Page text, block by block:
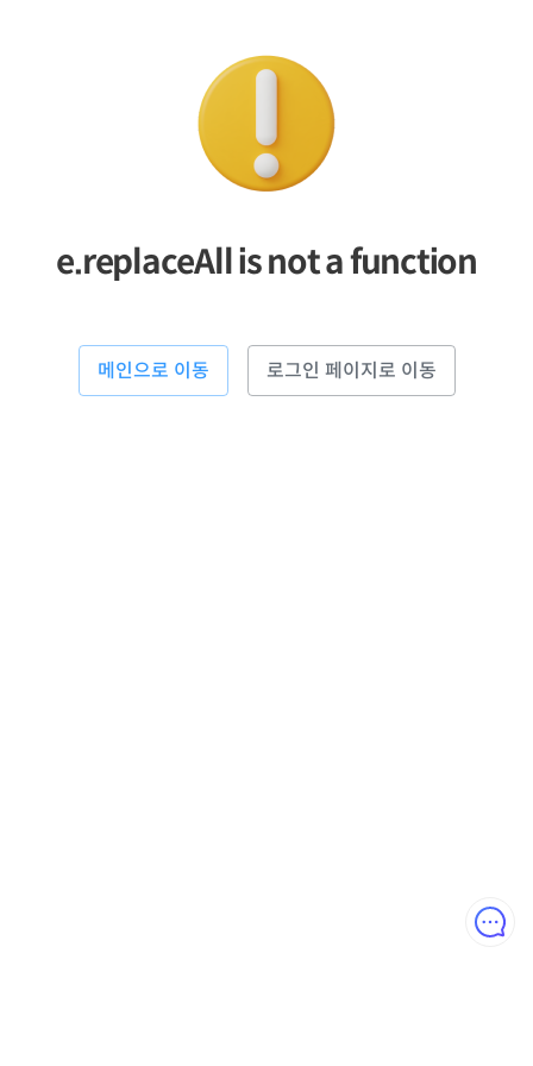
e.replaceAll is not a function
메인으로 이동 로그인 페이지로 이동